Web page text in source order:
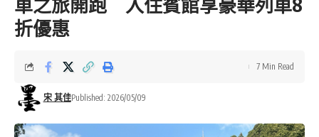
車之旅開跑 入住賓館享豪華列車8
折優惠
宋 其佳Published: 2026/05/09
7 Min Read